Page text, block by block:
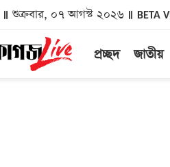
শুক্রবার, ০৭ আগস্ট ২০২৬ BETA
প্রচ্ছদ জাতীয়